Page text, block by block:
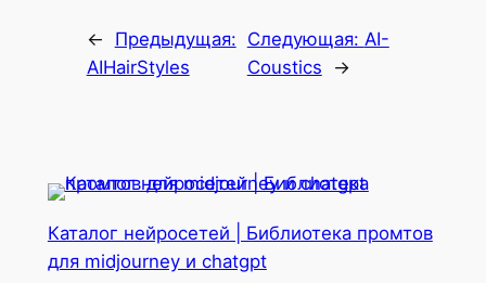
←
Предыдущая:
AIHairStyles
Следующая: AI-
Coustics
→
Каталог нейросетей | Библиотека промтов
для midjourney и chatgpt